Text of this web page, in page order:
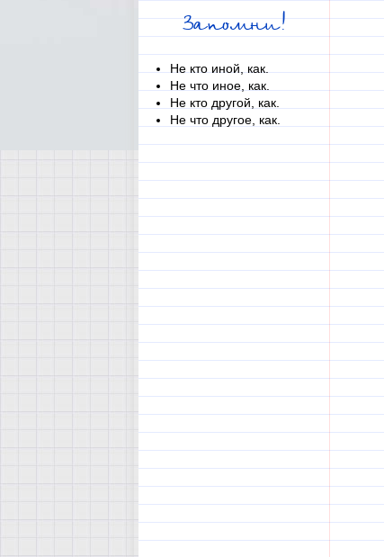
Запомни!
Не кто иной, как.
Не что иное, как.
Не кто другой, как.
Не что другое, как.